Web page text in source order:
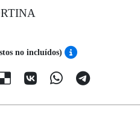
no incluídos)